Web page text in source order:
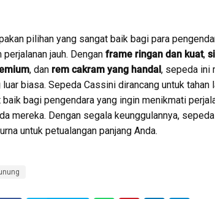
pilihan yang sangat baik bagi para
jauh. Dengan frame ringan dan kuat,
, dan rem cakram yang handal, sepeda ini
biasa. Sepeda Cassini dirancang untuk tahan
bagi pengendara yang ingin menikmati
mereka. Dengan segala keunggulannya,
untuk petualangan panjang Anda.